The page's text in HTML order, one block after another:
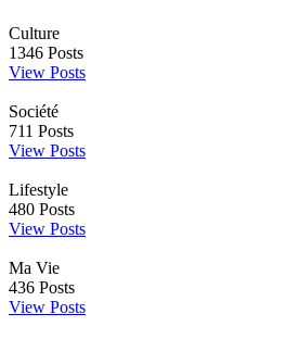
Culture
1346 Posts
View Posts
Société
711 Posts
View Posts
Lifestyle
480 Posts
View Posts
Ma Vie
436 Posts
View Posts